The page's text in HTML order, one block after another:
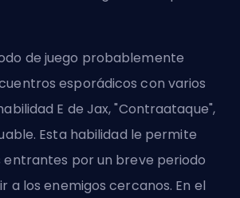
de juego probablemente
esporádicos con varios
E de Jax, "Contraataque",
Esta habilidad le permite
entrantes por un breve periodo
a los enemigos cercanos. En el